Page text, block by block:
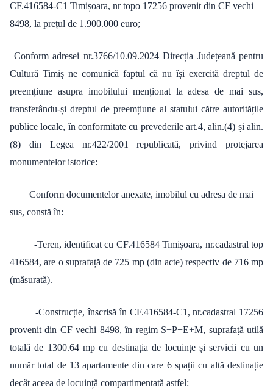
CF.416584-C1 Timișoara, nr topo 17256 provenit din CF vechi
8498, la prețul de 1.900.000 euro;
Conform adresei nr.3766/10.09.2024 Direcția Județeană pentru
Cultură Timiș ne comunică faptul că nu își exercită dreptul de
preemțiune asupra imobilului menționat la adesa de mai sus,
transferându-și dreptul de preemțiune al statului către autoritățile
publice locale, în conformitate cu prevederile art.4, alin.(4) și alin.
(8) din Legea nr.422/2001 republicată, privind protejarea
monumentelor istorice:
Conform documentelor anexate, imobilul cu adresa de mai
sus, constă în:
-Teren, identificat cu CF.416584 Timișoara, nr.cadastral top
416584, are o suprafață de 725 mp (din acte) respectiv de 716 mp
(măsurată).
-Construcție, înscrisă în CF.416584-C1, nr.cadastral 17256
provenit din CF vechi 8498, în regim S+P+E+M, suprafață utilă
totală de 1300.64 mp cu destinația de locuințe și servicii cu un
număr total de 13 apartamente din care 6 spații cu altă destinație
decât aceea de locuință compartimentată astfel: